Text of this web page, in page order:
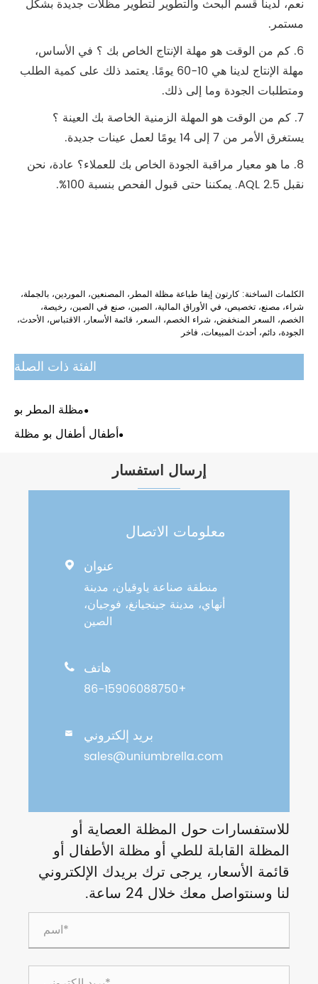
نعم، لدينا قسم البحث والتطوير لتطوير مظلات جديدة بشكل
مستمر.
6. كم من الوقت هو مهلة الإنتاج الخاص بك ؟ في الأساس،
مهلة الإنتاج لدينا هي 10-60 يومًا. يعتمد ذلك على كمية الطلب
ومتطلبات الجودة وما إلى ذلك.
7. كم من الوقت هو المهلة الزمنية الخاصة بك العينة ؟
يستغرق الأمر من 7 إلى 14 يومًا لعمل عينات جديدة.
8. ما هو معيار مراقبة الجودة الخاص بك للعملاء؟ عادة، نحن
نقبل AQL 2.5. يمكننا حتى قبول الفحص بنسبة 100%.
الكلمات الساخنة: كارتون إيفا طباعة مظلة المطر، المصنعين، الموردين، بالجملة،
شراء، مصنع، تخصيص، في الأوراق المالية، الصين، صنع في الصين، رخيصة،
الخصم، السعر المنخفض، شراء الخصم، السعر، قائمة الأسعار، الاقتباس، الأحدث،
الجودة، دائم، أحدث المبيعات، فاخر
الفئة ذات الصلة
مظلة المطر بو
أطفال أطفال بو مظلة
إرسال استفسار
معلومات الاتصال
 عنوان
منطقة صناعة ياوقيان، مدينة
أنهاي، مدينة جينجيانغ، فوجيان،
الصين
 هاتف
+86-15906088750
 بريد إلكتروني
sales@uniumbrella.com
للاستفسارات حول المظلة العصاية أو
المظلة القابلة للطي أو مظلة الأطفال أو
قائمة الأسعار، يرجى ترك بريدك الإلكتروني
لنا وسنتواصل معك خلال 24 ساعة.